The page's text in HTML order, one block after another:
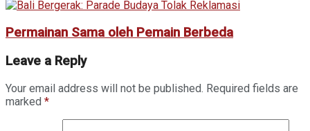
Permainan Sama oleh Pemain Berbeda
Leave a Reply
Your email address will not be published. Required fields are
marked *